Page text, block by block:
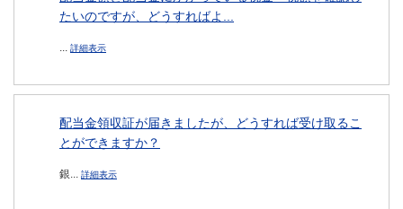
たいのですが、どうすればよ...
... 詳細表示
配当金領収証が届きましたが、どうすれば受け取るこ
とができますか？
銀... 詳細表示